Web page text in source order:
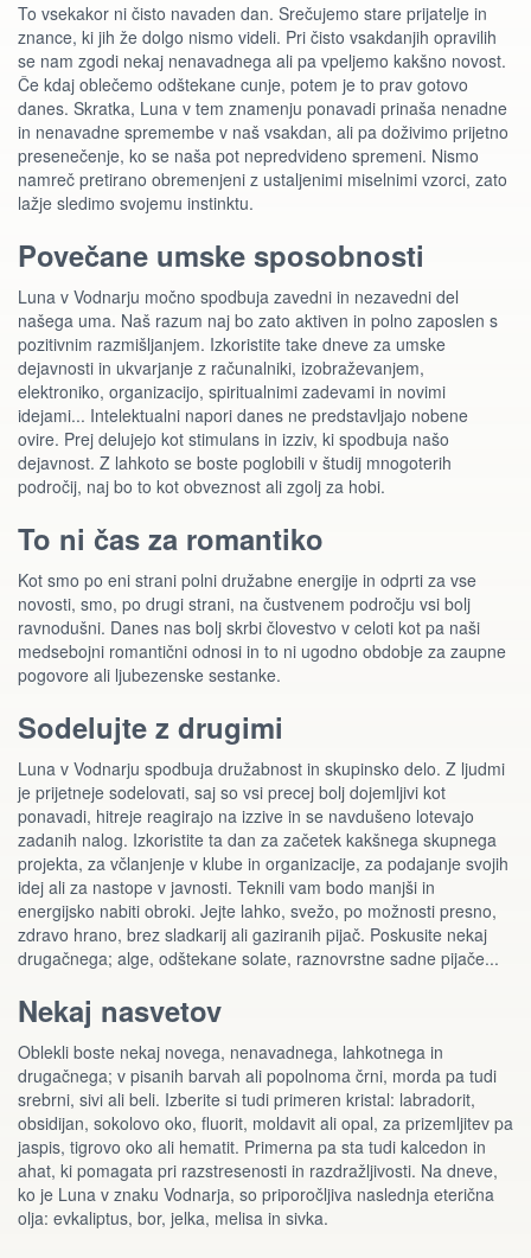
To vsekakor ni čisto navaden dan. Srečujemo stare prijatelje in
znance, ki jih že dolgo nismo videli. Pri čisto vsakdanjih opravilih
se nam zgodi nekaj nenavadnega ali pa vpeljemo kakšno novost.
Če kdaj oblečemo odštekane cunje, potem je to prav gotovo
danes. Skratka, Luna v tem znamenju ponavadi prinaša nenadne
in nenavadne spremembe v naš vsakdan, ali pa doživimo prijetno
presenečenje, ko se naša pot nepredvideno spremeni. Nismo
namreč pretirano obremenjeni z ustaljenimi miselnimi vzorci, zato
lažje sledimo svojemu instinktu.
Povečane umske sposobnosti
Luna v Vodnarju močno spodbuja zavedni in nezavedni del
našega uma. Naš razum naj bo zato aktiven in polno zaposlen s
pozitivnim razmišljanjem. Izkoristite take dneve za umske
dejavnosti in ukvarjanje z računalniki, izobraževanjem,
elektroniko, organizacijo, spiritualnimi zadevami in novimi
idejami... Intelektualni napori danes ne predstavljajo nobene
ovire. Prej delujejo kot stimulans in izziv, ki spodbuja našo
dejavnost. Z lahkoto se boste poglobili v študij mnogoterih
področij, naj bo to kot obveznost ali zgolj za hobi.
To ni čas za romantiko
Kot smo po eni strani polni družabne energije in odprti za vse
novosti, smo, po drugi strani, na čustvenem področju vsi bolj
ravnodušni. Danes nas bolj skrbi človestvo v celoti kot pa naši
medsebojni romantični odnosi in to ni ugodno obdobje za zaupne
pogovore ali ljubezenske sestanke.
Sodelujte z drugimi
Luna v Vodnarju spodbuja družabnost in skupinsko delo. Z ljudmi
je prijetneje sodelovati, saj so vsi precej bolj dojemljivi kot
ponavadi, hitreje reagirajo na izzive in se navdušeno lotevajo
zadanih nalog. Izkoristite ta dan za začetek kakšnega skupnega
projekta, za včlanjenje v klube in organizacije, za podajanje svojih
idej ali za nastope v javnosti. Teknili vam bodo manjši in
energijsko nabiti obroki. Jejte lahko, svežo, po možnosti presno,
zdravo hrano, brez sladkarij ali gaziranih pijač. Poskusite nekaj
drugačnega; alge, odštekane solate, raznovrstne sadne pijače...
Nekaj nasvetov
Oblekli boste nekaj novega, nenavadnega, lahkotnega in
drugačnega; v pisanih barvah ali popolnoma črni, morda pa tudi
srebrni, sivi ali beli. Izberite si tudi primeren kristal: labradorit,
obsidijan, sokolovo oko, fluorit, moldavit ali opal, za prizemljitev pa
jaspis, tigrovo oko ali hematit. Primerna pa sta tudi kalcedon in
ahat, ki pomagata pri razstresenosti in razdražljivosti. Na dneve,
ko je Luna v znaku Vodnarja, so priporočljiva naslednja eterična
olja: evkaliptus, bor, jelka, melisa in sivka.